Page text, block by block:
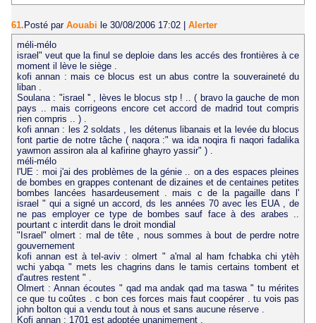
61. Posté par Aouabi le 30/08/2006 17:02
Alerter
méli-mélo
israel" veut que la finul se deploie dans les accés des frontières à ce
moment il lève le siège .
kofi annan : mais ce blocus est un abus contre la souveraineté du
liban .
Soulana : "israel '' , lèves le blocus stp ! .. ( bravo la gauche de mon
pays .. mais corrigeons encore cet accord de madrid tout compris
rien compris .. ) .
kofi annan : les 2 soldats , les détenus libanais et la levée du blocus
font partie de notre tâche ( naqora :" wa ida noqira fi naqori fadalika
yawmon assiron ala al kafirine ghayro yassir" ) .
méli-mélo
l'UE : moi j'ai des problèmes de la génie .. on a des espaces pleines
de bombes en grappes contenant de dizaines et de centaines petites
bombes lancées hasardeusement . mais c de la pagaille dans l'
israel " qui a signé un accord, ds les années 70 avec les EUA , de
ne pas employer ce type de bombes sauf face à des arabes ..
pourtant c interdit dans le droit mondial
"Israel" olmert : mal de tête , nous sommes à bout de perdre notre
gouvernement
kofi annan est à tel-aviv : olmert " a'mal al ham fchabka chi ytèh
wchi yabqa " mets les chagrins dans le tamis certains tombent et
d'autres restent " .
Olmert : Annan écoutes " qad ma andak qad ma taswa " tu mérites
ce que tu coûtes . c bon ces forces mais faut coopérer . tu vois pas
john bolton qui a vendu tout à nous et sans aucune réserve .
Kofi annan : 1701 est adoptée unanimement .